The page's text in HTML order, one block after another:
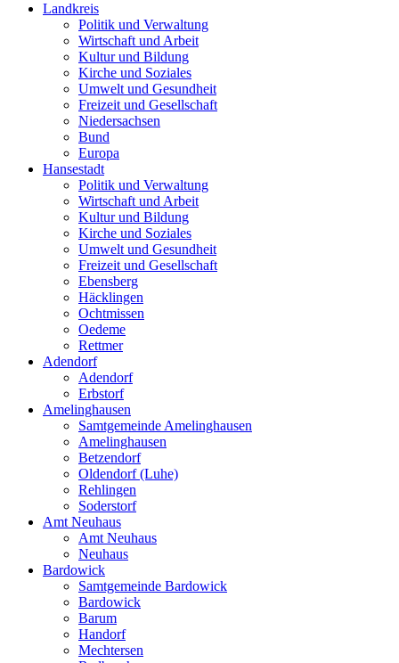
Landkreis
Politik und Verwaltung
Wirtschaft und Arbeit
Kultur und Bildung
Kirche und Soziales
Umwelt und Gesundheit
Freizeit und Gesellschaft
Niedersachsen
Bund
Europa
Hansestadt
Politik und Verwaltung
Wirtschaft und Arbeit
Kultur und Bildung
Kirche und Soziales
Umwelt und Gesundheit
Freizeit und Gesellschaft
Ebensberg
Häcklingen
Ochtmissen
Oedeme
Rettmer
Adendorf
Adendorf
Erbstorf
Amelinghausen
Samtgemeinde Amelinghausen
Amelinghausen
Betzendorf
Oldendorf (Luhe)
Rehlingen
Soderstorf
Amt Neuhaus
Amt Neuhaus
Neuhaus
Bardowick
Samtgemeinde Bardowick
Bardowick
Barum
Handorf
Mechtersen